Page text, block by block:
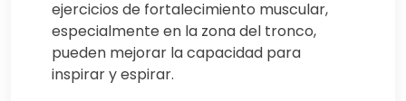
ejercicios de fortalecimiento muscular,
especialmente en la zona del tronco,
pueden mejorar la capacidad para
inspirar y espirar.